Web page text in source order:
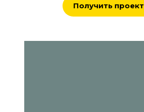
Получить проект